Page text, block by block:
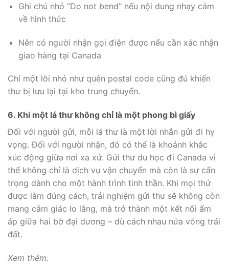
Ghi chú nhỏ “Do not bend” nếu nội dung nhạy cảm
về hình thức
Nên có người nhận gọi điện được nếu cần xác nhận
giao hàng tại Canada
Chỉ một lỗi nhỏ như quên postal code cũng đủ khiến
thư bị lưu lại tại kho trung chuyển.
6. Khi một lá thư không chỉ là một phong bì giấy
Đối với người gửi, mỗi lá thư là một lời nhắn gửi đi hy
vọng. Đối với người nhận, đó có thể là khoảnh khắc
xúc động giữa nơi xa xứ. Gửi thư du học đi Canada vì
thế không chỉ là dịch vụ vận chuyển mà còn là sự cẩn
trọng dành cho một hành trình tinh thần. Khi mọi thứ
được làm đúng cách, trải nghiệm gửi thư sẽ không còn
mang cảm giác lo lắng, mà trở thành một kết nối ấm
áp giữa hai bờ đại dương – dù cách nhau nửa vòng trái
đất.
Xem thêm: